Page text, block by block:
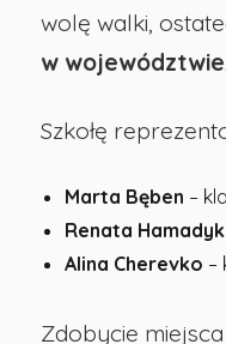
wolę walki,
w województwie
Szkołę
Marta Bęben –
Renata Hamadyk
Alina Cherevko –
Zdobycie